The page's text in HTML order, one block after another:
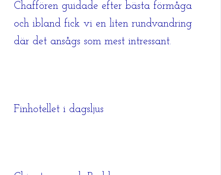
Chaffören guidade efter bästa förmåga
och ibland fick vi en liten rundvandring
där det ansågs som mest intressant.
Finhotellet i dagsljus